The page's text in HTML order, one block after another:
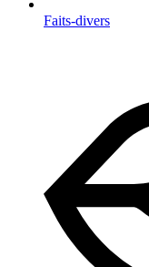
Faits-divers